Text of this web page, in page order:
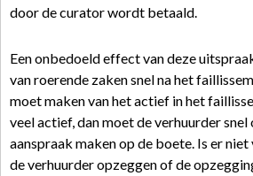
door de curator wordt betaald.
Een onbedoeld effect van deze
van roerende zaken snel na het
moet maken van het actief in het
veel actief, dan moet de verhuurder snel
aanspraak maken op de boete. Is er
de verhuurder opzeggen of de